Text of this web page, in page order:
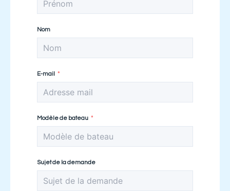
Nom
E-mail
Modèle de bateau
Sujet de la demande